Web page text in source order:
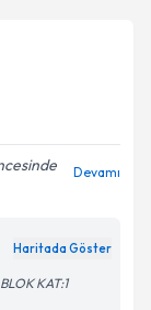
AydınlatmaDevamı
Haritada Göster
KAT:1